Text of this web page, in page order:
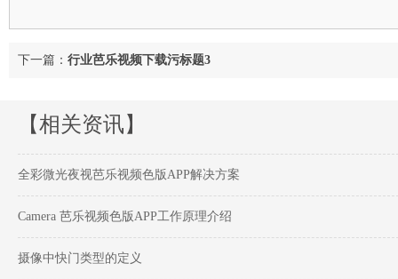
下一篇： 行业芭乐视频下载污标题3
【相关资讯】
全彩微光夜视芭乐视频色版APP解决方案
Camera 芭乐视频色版APP工作原理介绍
摄像中快门类型的定义